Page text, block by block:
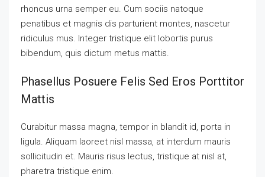
rhoncus urna semper eu. Cum sociis natoque
penatibus et magnis dis parturient montes, nascetur
ridiculus mus. Integer tristique elit lobortis purus
bibendum, quis dictum metus mattis.
Phasellus Posuere Felis Sed Eros Porttitor
Mattis
Curabitur massa magna, tempor in blandit id, porta in
ligula. Aliquam laoreet nisl massa, at interdum mauris
sollicitudin et. Mauris risus lectus, tristique at nisl at,
pharetra tristique enim.